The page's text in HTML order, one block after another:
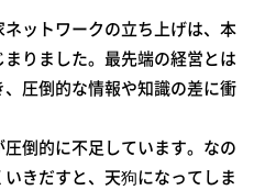
ットワークの立ち上げは、本
りました。最先端の経営とは
圧倒的な情報や知識の差に衝
倒的に不足しています。なの
きだすと、天狗になってしま